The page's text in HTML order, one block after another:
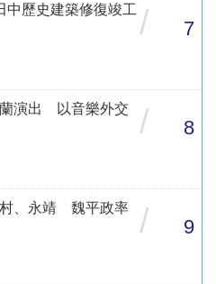
歷史建築修復竣工 / 7
演出 以音樂外交
/ 8
村、永靖 魏平政率
/ 9